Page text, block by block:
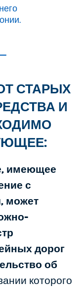
СТАРЫХ
И
имеющее
с
может
дорог
об
которого